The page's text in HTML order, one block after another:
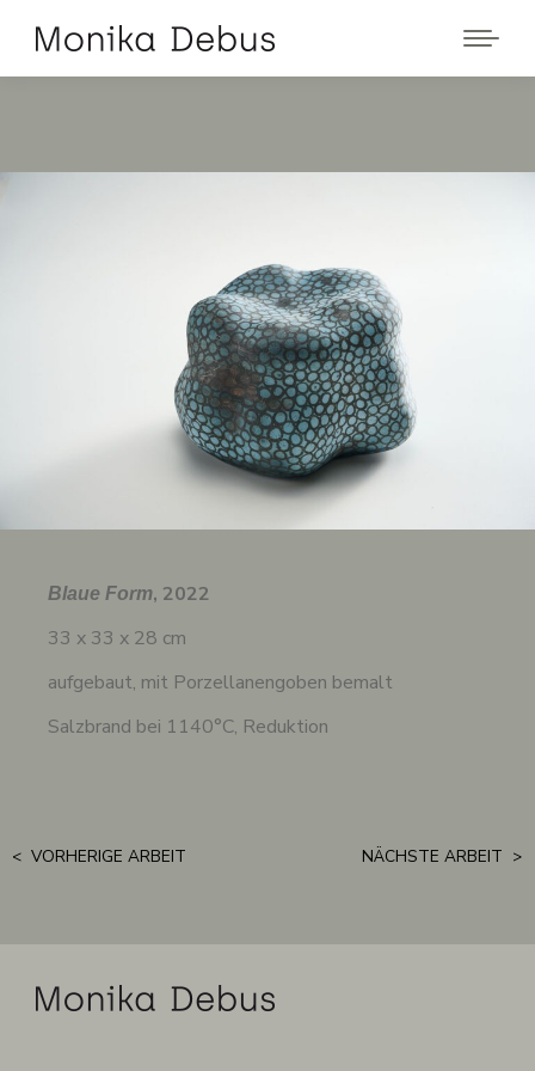
Blaue Form, 2022
33 x 33 x 28 cm
aufgebaut, mit Porzellanengoben bemalt
Salzbrand bei 1140°C, Reduktion
< VORHERIGE ARBEIT NÄCHSTE ARBEIT >